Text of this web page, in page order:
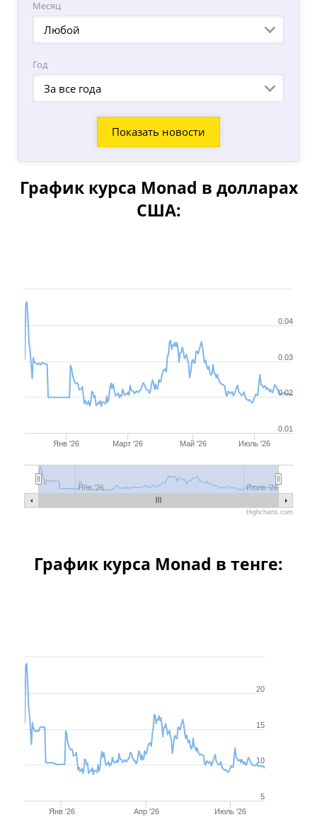
Месяц
Любой
Год
За все года
График курса Monad в долларах
США:
Янв '26 Март '26 Май '26 Июль '26
Янв '26 Июль '26
0.02
0.03
0.04
0.01
Highcharts.com
График курса Monad в тенге:
Янв '26 Апр '26 Июль '26
10
15
20
5